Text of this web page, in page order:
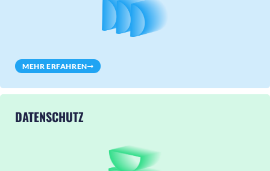
MEHR ERFAHREN
DATENSCHUTZ